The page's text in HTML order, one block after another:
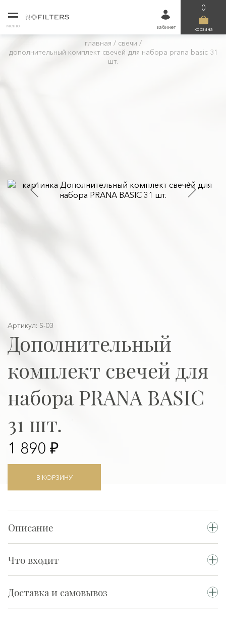
меню кабинет
0
корзина
главная / свечи /
дополнительный комплект свечей для набора prana basic 31
шт.
Артикул: S-03
Дополнительный
комплект свечей для
набора PRANA BASIC
31 шт.
1 890 ₽
В КОРЗИНУ
Описание
Что входит
Доставка и самовывоз